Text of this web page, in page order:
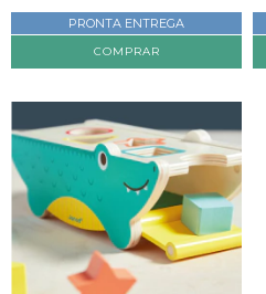
PRONTA ENTREGA